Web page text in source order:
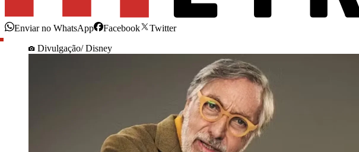
Enviar no WhatsApp Facebook
Twitter
Divulgação/ Disney